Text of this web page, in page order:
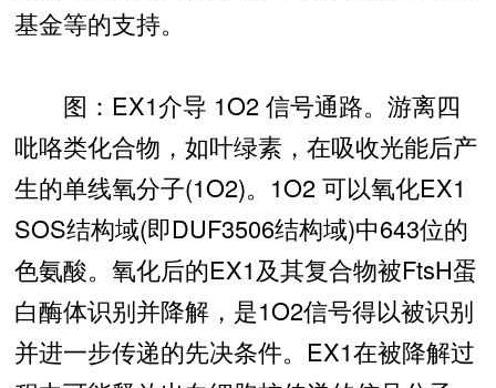
基金等的支持。
图：EX1介导 1O2 信号通路。游离四
吡咯类化合物，如叶绿素，在吸收光能后产
生的单线氧分子(1O2)。1O2 可以氧化EX1
SOS结构域(即DUF3506结构域)中643位的
色氨酸。氧化后的EX1及其复合物被FtsH蛋
白酶体识别并降解，是1O2信号得以被识别
并进一步传递的先决条件。EX1在被降解过